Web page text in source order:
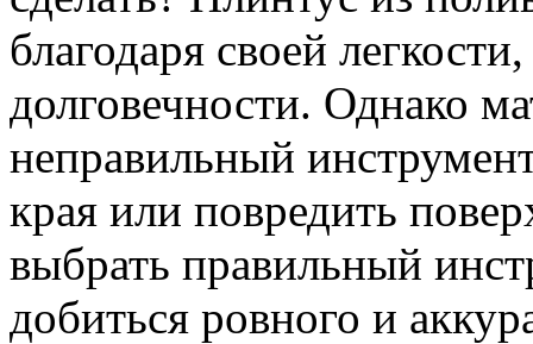
благодаря своей
долговечности. Однако
неправильный
края или повредить
выбрать правильный
добиться ровного и